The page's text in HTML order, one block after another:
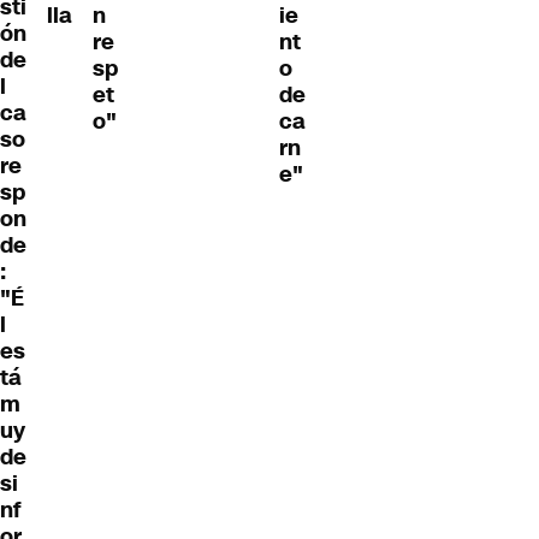
sti
ón
de
l
ca
so
re
sp
on
de
:
"É
l
es
tá
m
uy
de
si
nf
lla
n
re
sp
et
o"
ie
nt
o
de
ca
rn
e"